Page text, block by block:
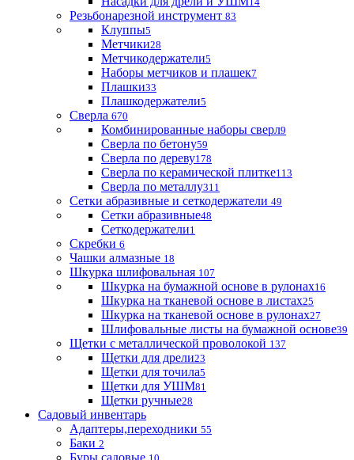
Резьбонарезной инструмент 83
Клуппы5
Метчики28
Метчикодержатели5
Наборы метчиков и плашек7
Плашки33
Плашкодержатели5
Сверла 670
Комбинированные наборы сверл9
Сверла по бетону59
Сверла по дереву178
Сверла по керамической плитке113
Сверла по металлу311
Сетки абразивные и сеткодержатели 49
Сетки абразивные48
Сеткодержатели1
Скребки 6
Чашки алмазные 18
Шкурка шлифовальная 107
Шкурка на бумажной основе в рулонах16
Шкурка на тканевой основе в листах25
Шкурка на тканевой основе в рулонах27
Шлифовальные листы на бумажной основе39
Щетки с металлической проволокой 137
Щетки для дрели23
Щетки для точила5
Щетки для УШМ81
Щетки ручные28
Садовый инвентарь
Адаптеры,переходники 55
Баки 2
Буры садовые